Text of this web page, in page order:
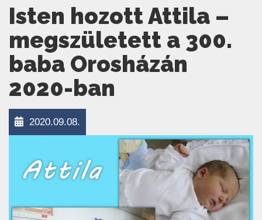
Isten hozott Attila –
megszületett a 300.
baba Orosházán
2020-ban
2020.09.08.